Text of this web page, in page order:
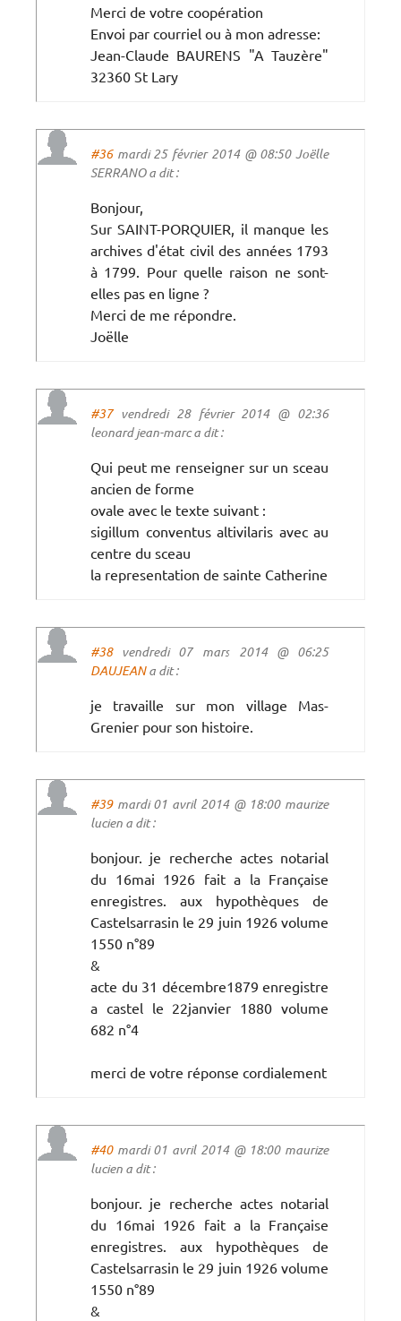
Merci de votre coopération
Envoi par courriel ou à mon adresse:
Jean-Claude BAURENS "A Tauzère"
32360 St Lary
#36mardi 25 février 2014 @ 08:50 Joëlle
SERRANO a dit :
Bonjour,
Sur SAINT-PORQUIER, il manque les
archives d'état civil des années 1793
à 1799. Pour quelle raison ne sont-
elles pas en ligne ?
Merci de me répondre.
Joëlle
#37vendredi 28 février 2014 @ 02:36
leonard jean-marc a dit :
Qui peut me renseigner sur un sceau
ancien de forme
ovale avec le texte suivant :
sigillum conventus altivilaris avec au
centre du sceau
la representation de sainte Catherine
#38vendredi 07 mars 2014 @ 06:25
DAUJEANa dit :
je travaille sur mon village Mas-
Grenier pour son histoire.
#39mardi 01 avril 2014 @ 18:00 maurize
lucien a dit :
bonjour. je recherche actes notarial
du 16mai 1926 fait a la Française
enregistres. aux hypothèques de
Castelsarrasin le 29 juin 1926 volume
1550 n°89
&
acte du 31 décembre1879 enregistre
a castel le 22janvier 1880 volume
682 n°4
merci de votre réponse cordialement
#40mardi 01 avril 2014 @ 18:00 maurize
lucien a dit :
bonjour. je recherche actes notarial
du 16mai 1926 fait a la Française
enregistres. aux hypothèques de
Castelsarrasin le 29 juin 1926 volume
1550 n°89
&